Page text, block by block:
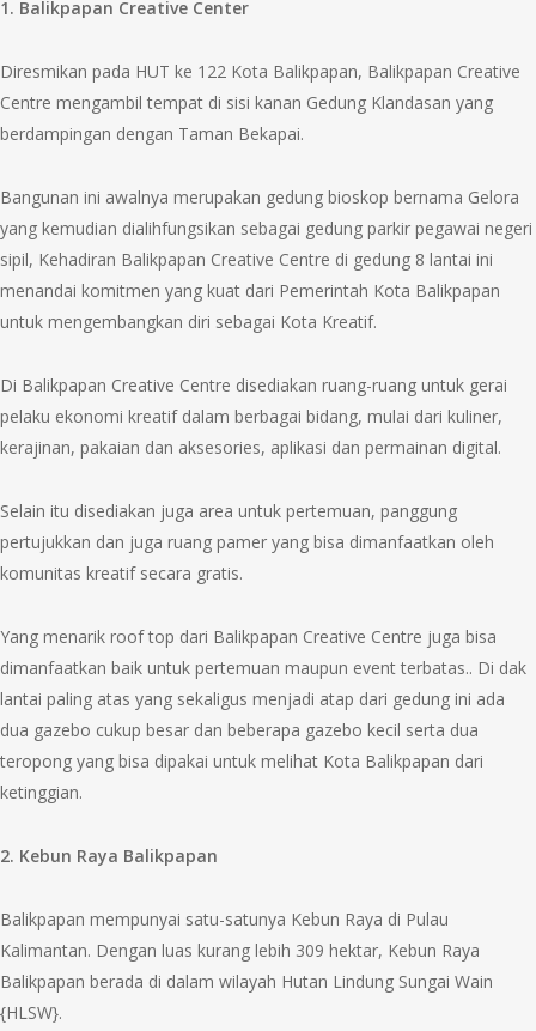
1. Balikpapan Creative Center
Diresmikan pada HUT ke 122 Kota Balikpapan, Balikpapan Creative
Centre mengambil tempat di sisi kanan Gedung Klandasan yang
berdampingan dengan Taman Bekapai.
Bangunan ini awalnya merupakan gedung bioskop bernama Gelora
yang kemudian dialihfungsikan sebagai gedung parkir pegawai negeri
sipil, Kehadiran Balikpapan Creative Centre di gedung 8 lantai ini
menandai komitmen yang kuat dari Pemerintah Kota Balikpapan
untuk mengembangkan diri sebagai Kota Kreatif.
Di Balikpapan Creative Centre disediakan ruang-ruang untuk gerai
pelaku ekonomi kreatif dalam berbagai bidang, mulai dari kuliner,
kerajinan, pakaian dan aksesories, aplikasi dan permainan digital.
Selain itu disediakan juga area untuk pertemuan, panggung
pertujukkan dan juga ruang pamer yang bisa dimanfaatkan oleh
komunitas kreatif secara gratis.
Yang menarik roof top dari Balikpapan Creative Centre juga bisa
dimanfaatkan baik untuk pertemuan maupun event terbatas.. Di dak
lantai paling atas yang sekaligus menjadi atap dari gedung ini ada
dua gazebo cukup besar dan beberapa gazebo kecil serta dua
teropong yang bisa dipakai untuk melihat Kota Balikpapan dari
ketinggian.
2. Kebun Raya Balikpapan
Balikpapan mempunyai satu-satunya Kebun Raya di Pulau
Kalimantan. Dengan luas kurang lebih 309 hektar, Kebun Raya
Balikpapan berada di dalam wilayah Hutan Lindung Sungai Wain
{HLSW}.